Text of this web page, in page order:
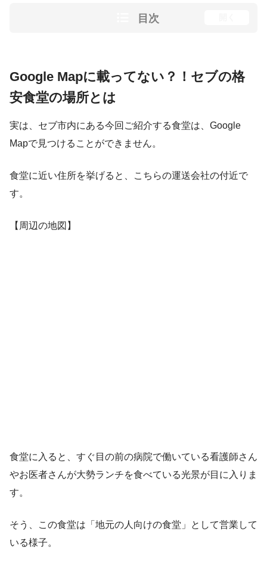
目次
Google Mapに載ってない？！セブの格
安食堂の場所とは
実は、セブ市内にある今回ご紹介する食堂は、Google
Mapで見つけることができません。
食堂に近い住所を挙げると、こちらの運送会社の付近で
す。
【周辺の地図】
食堂に入ると、すぐ目の前の病院で働いている看護師さん
やお医者さんが大勢ランチを食べている光景が目に入りま
す。
そう、この食堂は「地元の人向けの食堂」として営業して
いる様子。